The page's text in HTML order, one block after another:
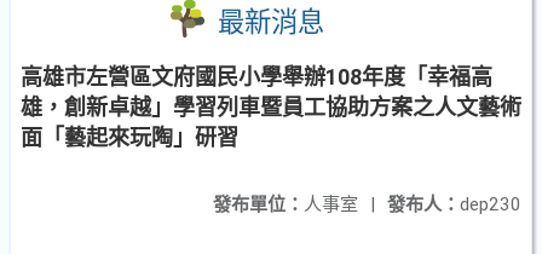
最新消息
高雄市左營區文府國民小學舉辦108年度「幸福高
雄，創新卓越」學習列車暨員工協助方案之人文藝術
面「藝起來玩陶」研習
發布人： dep230
發布單位： 人事室 |